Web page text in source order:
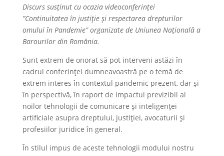
Discurs susținut cu ocazia videoconferinței
”Continuitatea în justiție și respectarea drepturilor
omului în Pandemie” organizate de Uniunea Națională a
Barourilor din România.
Sunt extrem de onorat să pot interveni astăzi în
cadrul conferinței dumneavoastră pe o temă de
extrem interes în contextul pandemic prezent, dar și
în perspectivă, în raport de impactul previzibil al
noilor tehnologii de comunicare și inteligenței
artificiale asupra dreptului, justiției, avocaturii și
profesiilor juridice în general.
În stilul impus de aceste tehnologii modului nostru